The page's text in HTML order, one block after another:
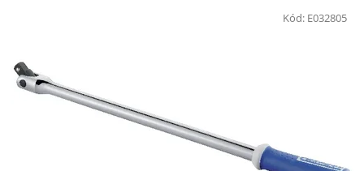
Kód: E032805